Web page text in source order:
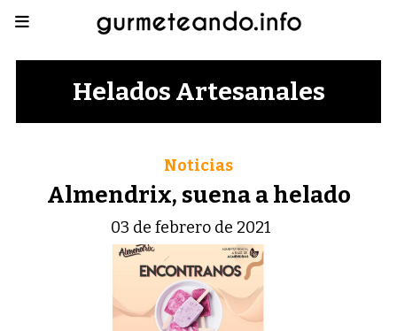
Helados Artesanales
Almendrix, suena a helado
Noticias
03 de febrero de 2021